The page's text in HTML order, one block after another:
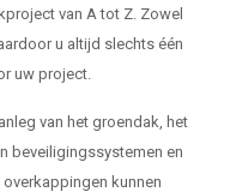
van A tot Z. Zowel
u altijd slechts één
uw project.
van het groendak, het
beveiligingssystemen en
kunnen